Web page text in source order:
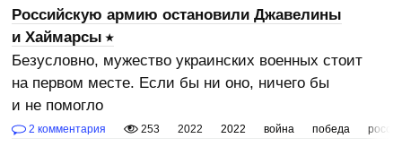
Российскую армию остановили Джавелины
и Хаймарсы
Безусловно, мужество украинских военных стоит
на первом месте. Если бы ни оно, ничего бы
и не помогло
2 комментария 253 2022 2022 война победа